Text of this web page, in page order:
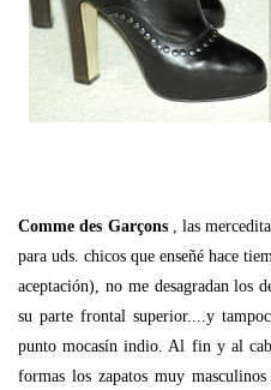
Comme des Garçons, las
para uds. chicos que enseñé hace
aceptación), no me desagradan los
su parte frontal superior....y
punto mocasín indio. Al fin y al
formas los zapatos muy